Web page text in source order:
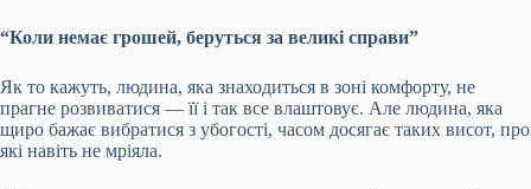
“Коли немає грошей, беруться за великі справи”
Як то кажуть, людина, яка знаходиться в зоні комфорту, не
прагне розвиватися — її і так все влаштовує. Але людина, яка
щиро бажає вибратися з убогості, часом досягає таких висот, про
які навіть не мріяла.